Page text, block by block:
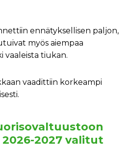
ennätyksellisen paljon,
myös aiempaa
vaaleista tiukan.
vaadittiin korkeampi
2027 valitut